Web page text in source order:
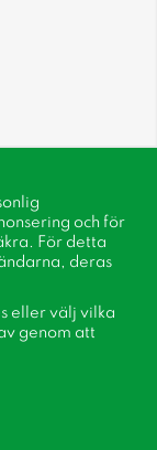
och för
För detta
deras
eller välj vilka
genom att